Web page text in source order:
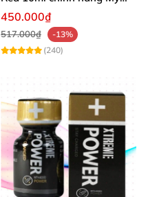
USA PWD
450.000₫
517.000₫
-13%
(240)